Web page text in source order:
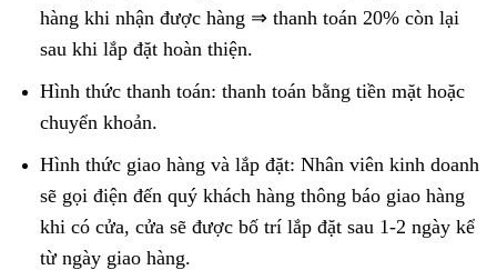
hàng khi nhận được hàng ⇒ thanh toán 20% còn lại
sau khi lắp đặt hoàn thiện.
Hình thức thanh toán: thanh toán bằng tiền mặt hoặc
chuyển khoản.
Hình thức giao hàng và lắp đặt: Nhân viên kinh doanh
sẽ gọi điện đến quý khách hàng thông báo giao hàng
khi có cửa, cửa sẽ được bố trí lắp đặt sau 1-2 ngày kể
từ ngày giao hàng.